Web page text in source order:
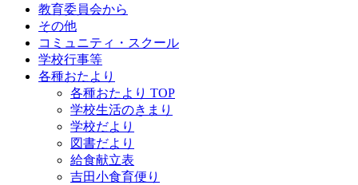
教育委員会から
その他
コミュニティ・スクール
学校行事等
各種おたより
各種おたより TOP
学校生活のきまり
学校だより
図書だより
給食献立表
吉田小食育便り